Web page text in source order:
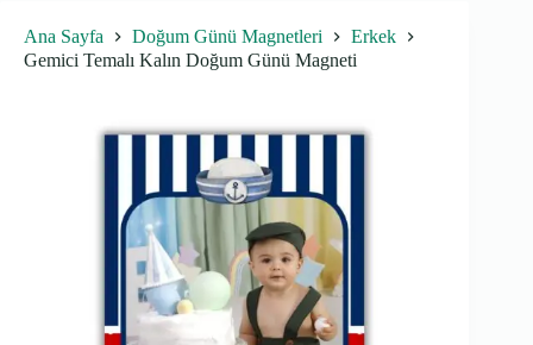
Ana Sayfa Doğum Günü Magnetleri
Erkek
Gemici Temalı Kalın Doğum Günü Magneti